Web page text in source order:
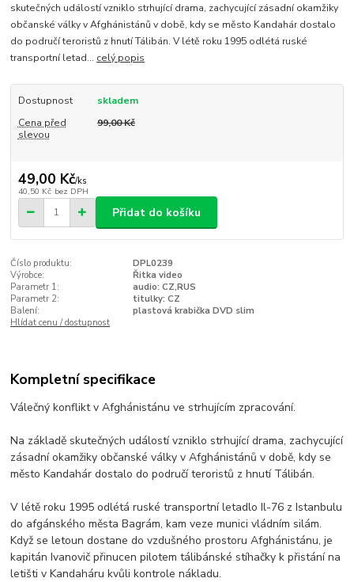
skutečných událostí vzniklo strhující drama, zachycující zásadní okamžiky
občanské války v Afghánistánů v době, kdy se město Kandahár dostalo
do područí teroristů z hnutí Tálibán. V létě roku 1995 odlétá ruské
transportní letad... celý popis
Dostupnost
skladem
Cena před
slevou
99,00 Kč
49,00 Kč/ks
40,50 Kč bez DPH
Přidat do košíku
Číslo produktu:
DPL0239
Výrobce:
Řitka video
Parametr 1:
audio: CZ,RUS
Parametr 2:
titulky: CZ
Balení:
plastová krabička DVD slim
Hlídat cenu / dostupnost
Kompletní specifikace
Válečný konflikt v Afghánistánu ve strhujícím zpracování.
Na základě skutečných událostí vzniklo strhující drama, zachycující
zásadní okamžiky občanské války v Afghánistánů v době, kdy se
město Kandahár dostalo do područí teroristů z hnutí Tálibán.
V létě roku 1995 odlétá ruské transportní letadlo Il-76 z Istanbulu
do afgánského města Bagrám, kam veze munici vládním silám.
Když se letoun dostane do vzdušného prostoru Afghánistánu, je
kapitán Ivanovič přinucen pilotem tálibánské stíhačky k přistání na
letišti v Kandaháru kvůli kontrole nákladu.